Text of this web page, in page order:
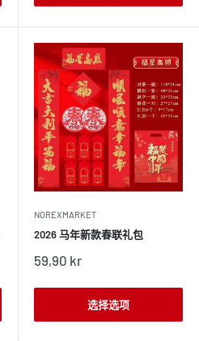
NOREXMARKET
2026 马年新款春联礼包
销
价
59,90 kr
选择选项